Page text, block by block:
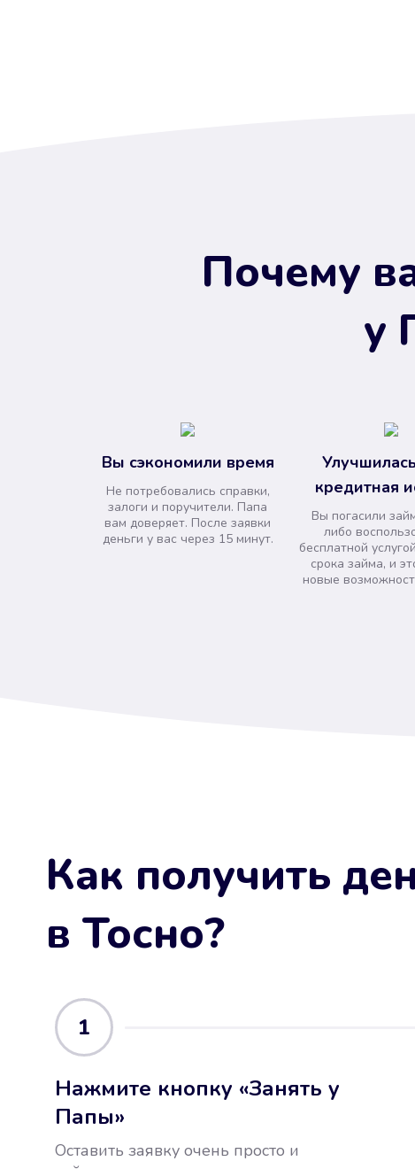
Почему
у
Вы сэкономили время
Не потребовались справки,
залоги и поручители. Папа
вам доверяет. После заявки
деньги у вас через 15 минут.
кредитная
Вы погасили
либо
бесплатной
срока займа, и
новые
Как получить
в Тосно?
1
Нажмите кнопку «Занять у
Папы»
Оставить заявку очень просто и